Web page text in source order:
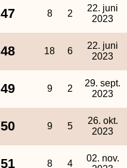
47 8 2
22. juni
2023
48 18 6
22. juni
2023
49 9 2
29. sept.
2023
50 9 5
26. okt.
2023
51 8 4
02. nov.